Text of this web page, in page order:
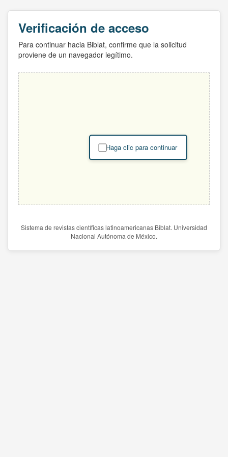
Verificación de acceso
Para continuar hacia Biblat, confirme que la solicitud
proviene de un navegador legítimo.
Haga clic para continuar
Sistema de revistas científicas latinoamericanas Biblat. Universidad
Nacional Autónoma de México.